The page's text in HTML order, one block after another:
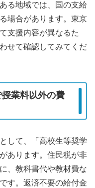
る地域では、国の支給
場合があります。東京
支援内容が異なるた
せて確認してみてくだ
授業料以外の費
して、「高校生等奨学
あります。住民税が非
、教科書代や教材費な
す。返済不要の給付金